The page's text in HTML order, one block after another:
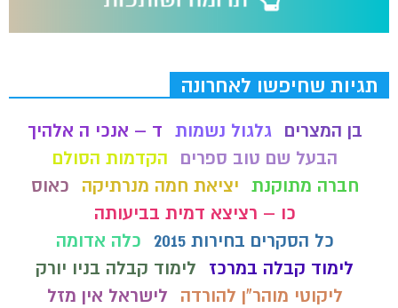
תגיות שחיפשו לאחרונה
בן המצרים גלגול נשמות ד – אנכי ה אלהיך
הבעל שם טוב ספרים
הקדמות הסולם
חברה מתוקנת יציאת חמה מנרתיקה
כאוס
כו – רציצא דמית בביעותה
כל הסקרים בחירות 2015
כלה אדומה
לימוד קבלה במרכז
לימוד קבלה בניו יורק
ליקוטי מוהר"ן להורדה
לישראל אין מזל